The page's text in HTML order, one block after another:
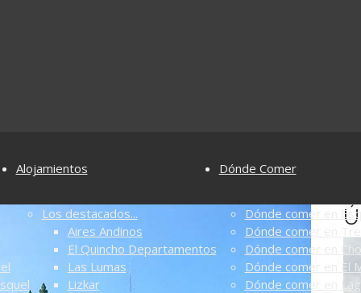
Alojamientos
Los destacados...
Aires Andinos
El Quincho Departamentos
Las Lumas
Lizkar
Dónde Comer
Dónde comer en
Dónde comer en
Dónde comer en
Dónde comer en El
Dónde comer en